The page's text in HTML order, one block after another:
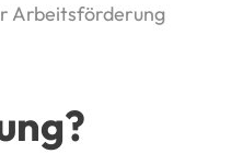
Arbeitsförderung